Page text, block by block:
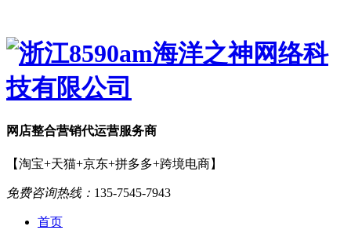
网店整合营销代运营服务商
【淘宝+天猫+京东+拼多多+跨境电商】
免费咨询热线： 135-7545-7943
首页